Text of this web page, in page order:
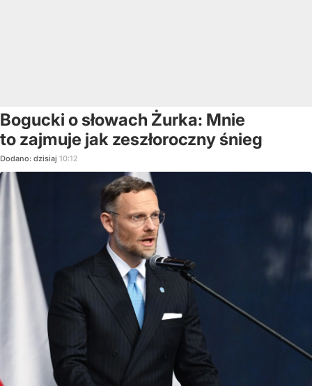
Bogucki o słowach Żurka: Mnie
to zajmuje jak zeszłoroczny śnieg
Dodano: dzisiaj 10:12